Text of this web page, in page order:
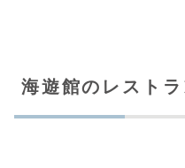
海遊館のレスト